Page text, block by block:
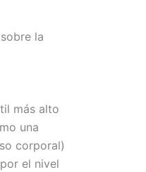
sobre la
más alto
una
corporal)
el nivel